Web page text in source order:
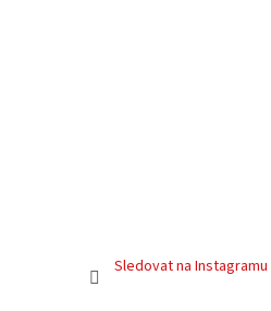
Sledovat na Instagramu